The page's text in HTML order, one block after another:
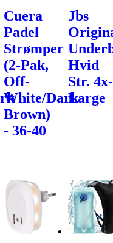
Cuera
Padel
Strømper
(2-Pak,
Off-
White/Dark
Brown)
- 36-40
Jbs
Hvid
Str. 4x-
Large